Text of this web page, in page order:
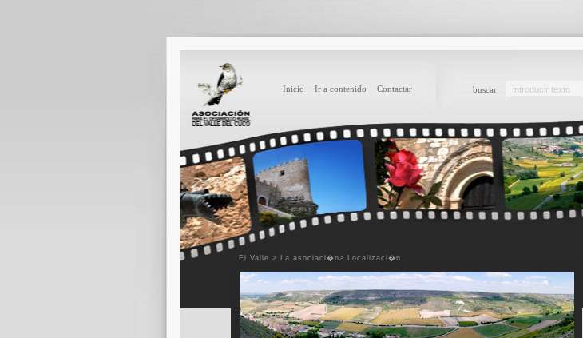
Inicio Ir a contenido Contactar buscar
El Valle > La asociaci�n> Localizaci�n